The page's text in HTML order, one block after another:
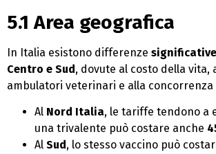
5.1 Area geografica
In Italia esistono differenze
Centro e Sud, dovute al costo della vita,
ambulatori veterinari e alla
Al Nord Italia, le tariffe tendono a
una trivalente può costare anche
Al Sud , lo stesso vaccino può